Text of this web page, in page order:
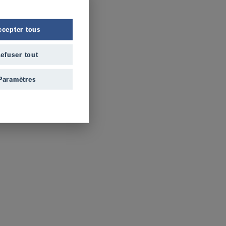
tous
tout